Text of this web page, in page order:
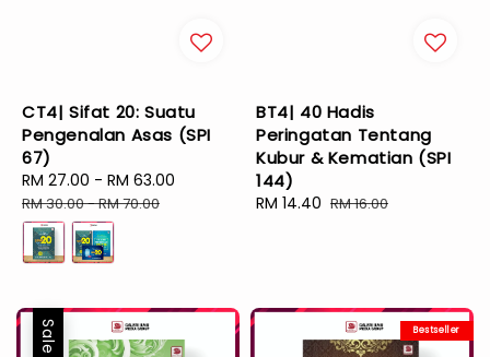
CT4| Sifat 20: Suatu
Pengenalan Asas (SPI
67)
Sale
price
RM 27.00 - RM 63.00
RM 30.00-RM 70.00
BT4| 40 Hadis
Peringatan Tentang
Kubur & Kematian (SPI
144)
Sale
RM 14.40 Regular
RM 16.00
Sale Bestseller